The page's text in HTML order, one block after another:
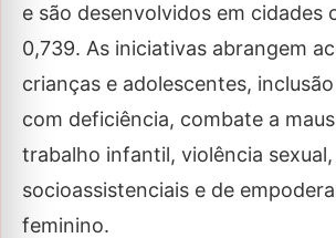
e são desenvolvidos em cidades
0,739. As iniciativas abrangem
crianças e adolescentes,
com deficiência, combate a
trabalho infantil, violência
socioassistenciais e de
feminino.